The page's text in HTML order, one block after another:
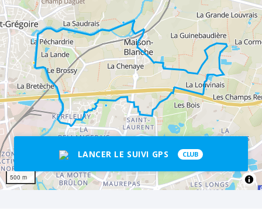
500 m
LANCER LE SUIVI GPS CLUB